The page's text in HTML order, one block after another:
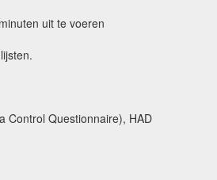
uit te voeren
Control Questionnaire), HAD